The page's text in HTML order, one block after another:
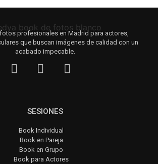
profesionales en Madrid para actores,
que buscan imágenes de calidad con un
acabado impecable.
SESIONES
Book Individual
Book en Pareja
Book en Grupo
Book para Actores